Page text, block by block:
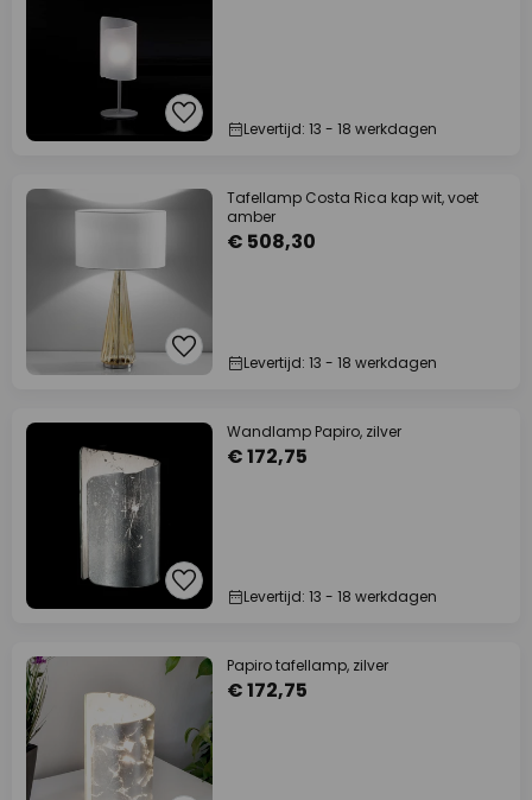
Levertijd: 13 - 18 werkdagen
Tafellamp Costa Rica kap wit, voet
amber
€ 508,30
Levertijd: 13 - 18 werkdagen
Wandlamp Papiro, zilver
€ 172,75
Levertijd: 13 - 18 werkdagen
Papiro tafellamp, zilver
€ 172,75